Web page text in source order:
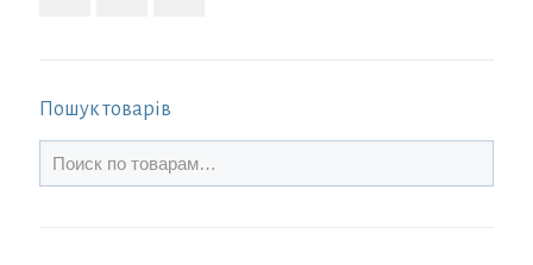
Пошук товарів